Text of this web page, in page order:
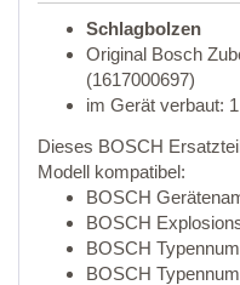
Schlagbolzen
Original Bosch
(1617000697)
im Gerät verbaut: 1
Dieses BOSCH
Modell kompatibel:
BOSCH
BOSCH
BOSCH
BOSCH